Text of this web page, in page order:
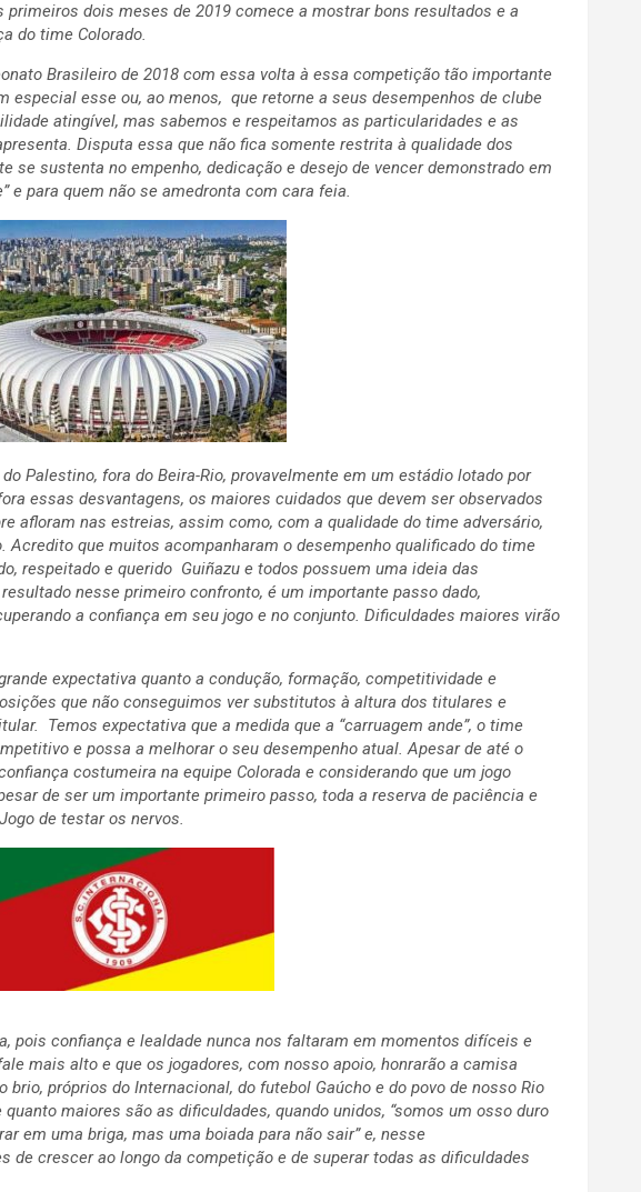
dois meses de 2019 comece a mostrar bons resultados e a
do time Colorado.
Brasileiro de 2018 com essa volta à essa competição tão importante
especial esse ou, ao menos, que retorne a seus desempenhos de clube
atingível, mas sabemos e respeitamos as particularidades e as
Disputa essa que não fica somente restrita à qualidade dos
se sustenta no empenho, dedicação e desejo de vencer demonstrado em
e para quem não se amedronta com cara feia.
Palestino, fora do Beira-Rio, provavelmente em um estádio lotado por
essas desvantagens, os maiores cuidados que devem ser observados
afloram nas estreias, assim como, com a qualidade do time adversário,
Acredito que muitos acompanharam o desempenho qualificado do time
respeitado e querido Guiñazu e todos possuem uma ideia das
nesse primeiro confronto, é um importante passo dado,
a confiança em seu jogo e no conjunto. Dificuldades maiores virão
expectativa quanto a condução, formação, competitividade e
que não conseguimos ver substitutos à altura dos titulares e
Temos expectativa que a medida que a “carruagem ande”, o time
e possa a melhorar o seu desempenho atual. Apesar de até o
costumeira na equipe Colorada e considerando que um jogo
de ser um importante primeiro passo, toda a reserva de paciência e
de testar os nervos.
pois confiança e lealdade nunca nos faltaram em momentos difíceis e
mais alto e que os jogadores, com nosso apoio, honrarão a camisa
próprios do Internacional, do futebol Gaúcho e do povo de nosso Rio
maiores são as dificuldades, quando unidos, “somos um osso duro
em uma briga, mas uma boiada para não sair” e, nesse
de crescer ao longo da competição e de superar todas as dificuldades